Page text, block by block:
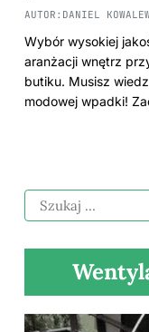
AUTOR: DANIEL
Wybór wysokiej
aranżacji wnętrz
butiku. Musisz
modowej wpadki!